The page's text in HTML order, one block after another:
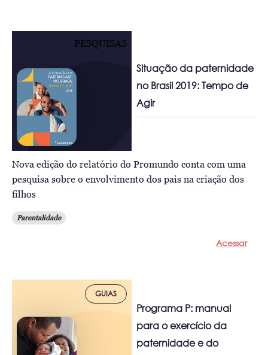
PESQUISAS
Situação da paternidade
no Brasil 2019: Tempo de
Agir
Nova edição do relatório do Promundo conta com uma
pesquisa sobre o envolvimento dos pais na criação dos
filhos
Parentalidade
Acessar
GUIAS
Programa P: manual
para o exercício da
paternidade e do